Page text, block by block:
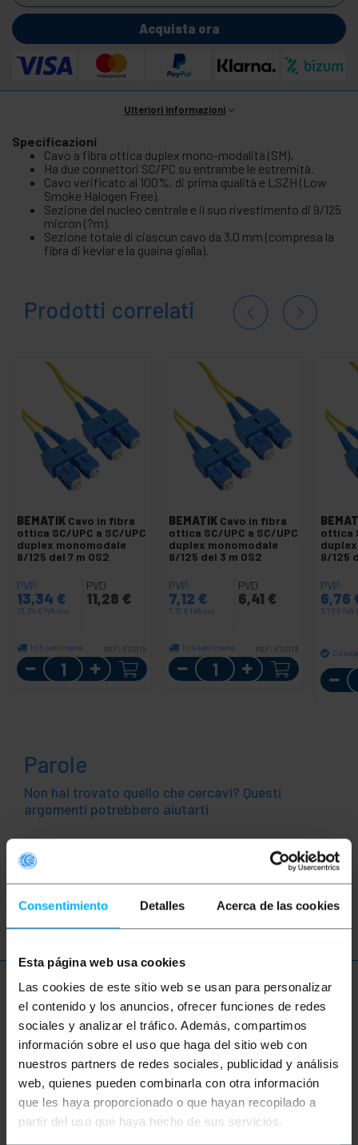
Consentimiento Detalles Acerca de las cookies
Esta página web usa cookies
Las cookies de este sitio web se usan para personalizar
el contenido y los anuncios, ofrecer funciones de redes
sociales y analizar el tráfico. Además, compartimos
información sobre el uso que haga del sitio web con
nuestros partners de redes sociales, publicidad y análisis
web, quienes pueden combinarla con otra información
que les haya proporcionado o que hayan recopilado a
partir del uso que haya hecho de sus servicios.
Acquista ora
Ulteriori informazioni
Specificazioni
Cavo a fibra ottica duplex mono-modalità (SM).
Ha due connettori SC/PC su entrambe le estremità.
Cavo verificato al 100%, di prima qualità e LSZH (Low
Smoke Halogen Free).
Sezione del nucleo centrale e il suo rivestimento di 9/125
micron (?m).
Sezione totale di ciascun cavo da 3,0 mm (compresa la
fibra di kevlar e la guaina gialla).
Prodotti correlati
BEMATIK Cavo in fibra
ottica SC/UPC a SC/UPC
duplex monomodale
9/125 del 7 m OS2
PVP
13,34 €
13,34 € IVA inc.
PVD
11,28 €
In 5 settimane REF: FD015
Quantità
BEMATIK Cavo in fibra
ottica SC/UPC a SC/UPC
duplex monomodale
9/125 del 3 m OS2
PVP
7,12 €
7,12 € IVA inc.
PVD
6,41 €
In 4 settimane REF: FD013
Quantità
ottica
9/125
PVP
6,76
6,76 € IVA
Parole
Non hai trovato quello che cercavi? Questi
argomenti potrebbero aiutarti
patch
ftth fibra ottica gigabit
Ulteriori informazioni
Descrizione
Cavo a fibra ottica duplex mono-modalità (SM). Ha
due connettori SC/PC su entrambe le estremità.